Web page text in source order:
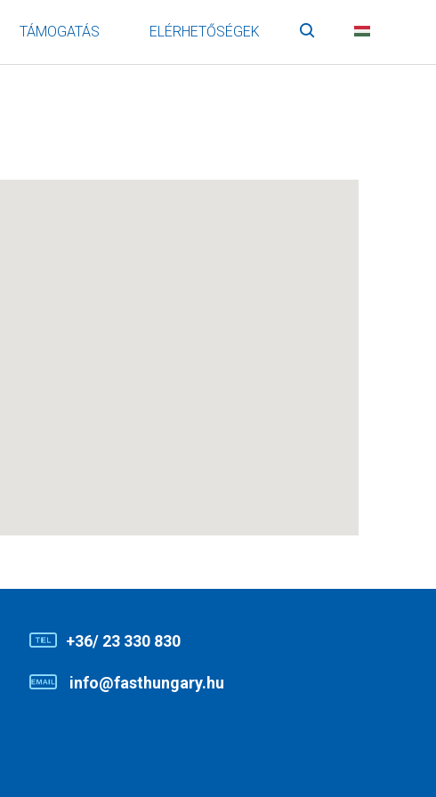
TÁMOGATÁS ELÉRHETŐSÉGEK Keresés
+36/ 23 330 830
info@fasthungary.hu